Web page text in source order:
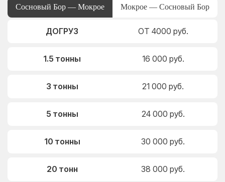
Сосновый Бор — Мокрое Мокрое — Сосновый Бор
ДОГРУЗ ОТ 4000 руб.
1.5 тонны 16 000 руб.
3 тонны 21 000 руб.
5 тонны 24 000 руб.
10 тонны 30 000 руб.
20 тонн 38 000 руб.